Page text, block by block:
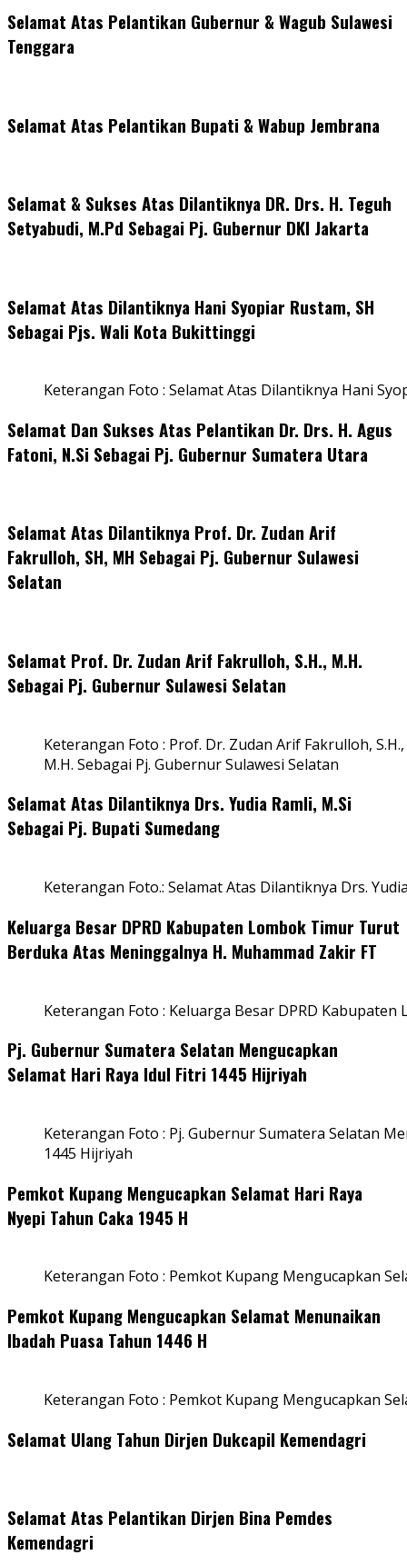
Selamat Atas Pelantikan Gubernur & Wagub Sulawesi
Tenggara
Selamat Atas Pelantikan Bupati & Wabup Jembrana
Selamat & Sukses Atas Dilantiknya DR. Drs. H. Teguh
Setyabudi, M.Pd Sebagai Pj. Gubernur DKI Jakarta
Selamat Atas Dilantiknya Hani Syopiar Rustam, SH
Sebagai Pjs. Wali Kota Bukittinggi
Keterangan Foto : Selamat Atas Dilantiknya Hani
Selamat Dan Sukses Atas Pelantikan Dr. Drs. H. Agus
Fatoni, N.Si Sebagai Pj. Gubernur Sumatera Utara
Selamat Atas Dilantiknya Prof. Dr. Zudan Arif
Fakrulloh, SH, MH Sebagai Pj. Gubernur Sulawesi
Selatan
Selamat Prof. Dr. Zudan Arif Fakrulloh, S.H., M.H.
Sebagai Pj. Gubernur Sulawesi Selatan
Keterangan Foto : Prof. Dr. Zudan Arif Fakrulloh, S.H.,
M.H. Sebagai Pj. Gubernur Sulawesi Selatan
Selamat Atas Dilantiknya Drs. Yudia Ramli, M.Si
Sebagai Pj. Bupati Sumedang
Keterangan Foto.: Selamat Atas Dilantiknya Drs.
Keluarga Besar DPRD Kabupaten Lombok Timur Turut
Berduka Atas Meninggalnya H. Muhammad Zakir FT
Keterangan Foto : Keluarga Besar DPRD
Pj. Gubernur Sumatera Selatan Mengucapkan
Selamat Hari Raya Idul Fitri 1445 Hijriyah
Keterangan Foto : Pj. Gubernur Sumatera Selatan
1445 Hijriyah
Pemkot Kupang Mengucapkan Selamat Hari Raya
Nyepi Tahun Caka 1945 H
Keterangan Foto : Pemkot Kupang Mengucapkan
Pemkot Kupang Mengucapkan Selamat Menunaikan
Ibadah Puasa Tahun 1446 H
Keterangan Foto : Pemkot Kupang Mengucapkan
Selamat Ulang Tahun Dirjen Dukcapil Kemendagri
Selamat Atas Pelantikan Dirjen Bina Pemdes
Kemendagri